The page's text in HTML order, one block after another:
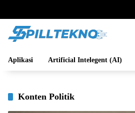
Aplikasi Artificial Intelegent (AI)
Konten Politik